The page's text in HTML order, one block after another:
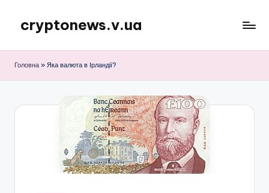
Перейти
вмісту
cryptonews.v.ua
криптовалют,
Головна » Яка валюта в Ірландії?